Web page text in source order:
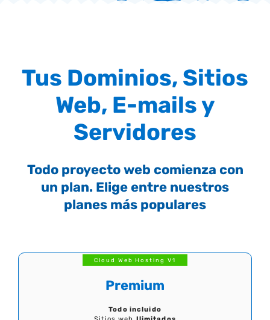
Tus Dominios, Sitios
Web, E-mails y
Servidores
Todo proyecto web comienza con
un plan. Elige entre nuestros
planes más populares
Cloud Web Hosting V1
Premium
Todo incluido